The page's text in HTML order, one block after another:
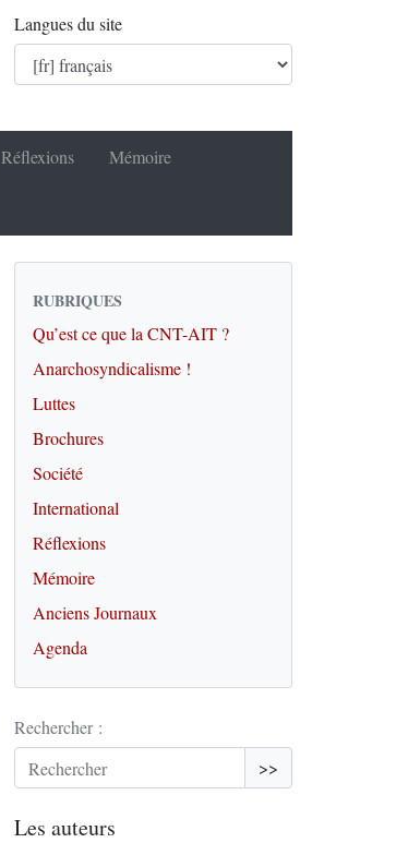
Langues du site
Réflexions Mémoire
RUBRIQUES
Qu’est ce que la CNT-AIT ?
Anarchosyndicalisme !
Luttes
Brochures
Société
International
Réflexions
Mémoire
Anciens Journaux
Agenda
Rechercher :
>>
Les auteurs